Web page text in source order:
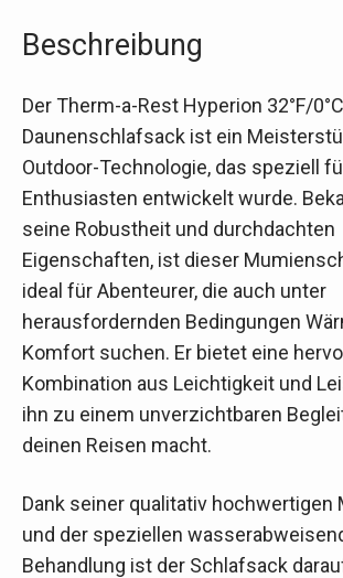
Beschreibung
Der Therm-a-Rest Hyperion 32°F/0°C
Daunenschlafsack ist ein
Outdoor-Technologie, das speziell
Enthusiasten entwickelt wurde.
seine Robustheit und durchdachten
Eigenschaften, ist dieser
ideal für Abenteurer, die auch unter
herausfordernden Bedingungen
Komfort suchen. Er bietet eine
Kombination aus Leichtigkeit und
ihn zu einem unverzichtbaren
deinen Reisen macht.
Dank seiner qualitativ hochwertigen
und der speziellen
Behandlung ist der Schlafsack